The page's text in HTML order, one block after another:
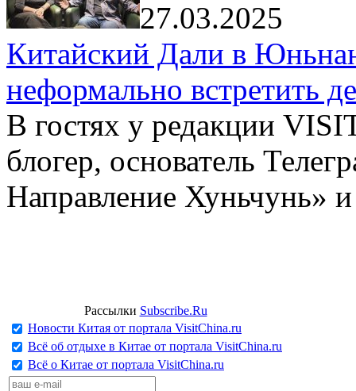
27.03.2025
Китайский Дали в
неформально встретить
В гостях у редакции
блогер, основатель
Направление Хуньчунь»
Рассылки Subscribe.Ru
Новости Китая от портала VisitChina.ru
Всё об отдыхе в Китае от портала VisitChina.ru
Всё о Китае от портала VisitChina.ru